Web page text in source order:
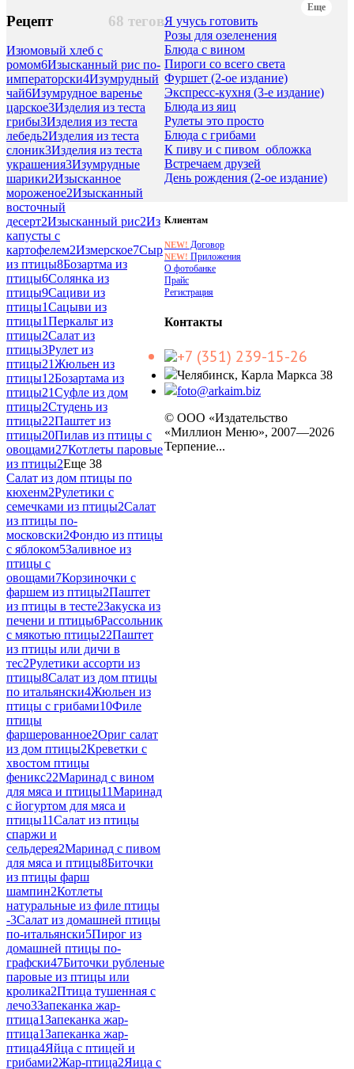
68 тегов
Рецепт
Изюмовый хлеб с
ромом6Изысканный рис по-
императорски4Изумрудный
чай6Изумрудное варенье
царское3Изделия из теста
грибы3Изделия из теста
лебедь2Изделия из теста
слоник3Изделия из теста
украшения3Изумрудные
шарики2Изысканное
мороженое2Изысканный
восточный
десерт2Изысканный рис2Из
капусты с
картофелем2Измерское7Сыр
из птицы8Бозартма из
птицы6Солянка из
птицы9Сациви из
птицы1Сацыви из
птицы1Перкальт из
птицы2Салат из
птицы3Рулет из
птицы21Жюльен из
птицы12Бозартама из
птицы21Суфле из дом
птицы2Студень из
птицы22Паштет из
птицы20Пилав из птицы с
овощами27Котлеты паровые
из птицы2Еще 38
Салат из дом птицы по
кюхенм2Рулетики с
семечками из птицы2Салат
из птицы по-
московски2Фондю из птицы
с яблоком5Заливное из
птицы с
овощами7Корзиночки с
фаршем из птицы2Паштет
из птицы в тесте2Закуска из
печени и птицы6Рассольник
с мякотью птицы22Паштет
из птицы или дичи в
тес2Рулетики ассорти из
птицы8Салат из дом птицы
по итальянски4Жюльен из
птицы с грибами10Филе
птицы
фаршерованное2Ориг салат
из дом птицы2Креветки с
хвостом птицы
феникс22Маринад с вином
для мяса и птицы11Маринад
с йогуртом для мяса и
птицы11Салат из птицы
спаржи и
сельдерея2Маринад с пивом
для мяса и птицы8Биточки
из птицы фарш
шампин2Котлеты
натуральные из филе птицы
-3Салат из домашней птицы
по-итальянски5Пирог из
домашней птицы по-
графски47Биточки рубленые
паровые из птицы или
кролика2Птица тушенная с
лечо3Запеканка жар-
птица1Запеканка жар-
птица1Запеканка жар-
птица4Яйца с птицей и
грибами2Жар-птица2Яица с
Еще
Я учусь готовить
Розы для озеленения
Блюда с вином
Пироги со всего света
Фуршет (2-ое издание)
Экспресс-кухня (3-е издание)
Блюда из яиц
Рулеты это просто
Блюда с грибами
К пиву и с пивом_обложка
Встречаем друзей
День рождения (2-ое издание)
Клиентам
NEW! Договор
NEW! Приложения
О фотобанке
Прайс
Регистрация
Контакты
+7 (351) 239-15-26
Челябинск, Карла Маркса 38
foto@arkaim.biz
© ООО «Издательство
«Миллион Меню», 2007—2026
Терпение...